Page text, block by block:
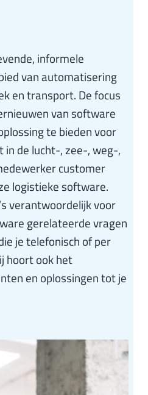
informele
van automatisering
en transport. De focus
van software
te bieden voor
de lucht-, zee-, weg-,
customer
logistieke software.
verantwoordelijk voor
gerelateerde vragen
je telefonisch of per
hoort ook het
en oplossingen tot je